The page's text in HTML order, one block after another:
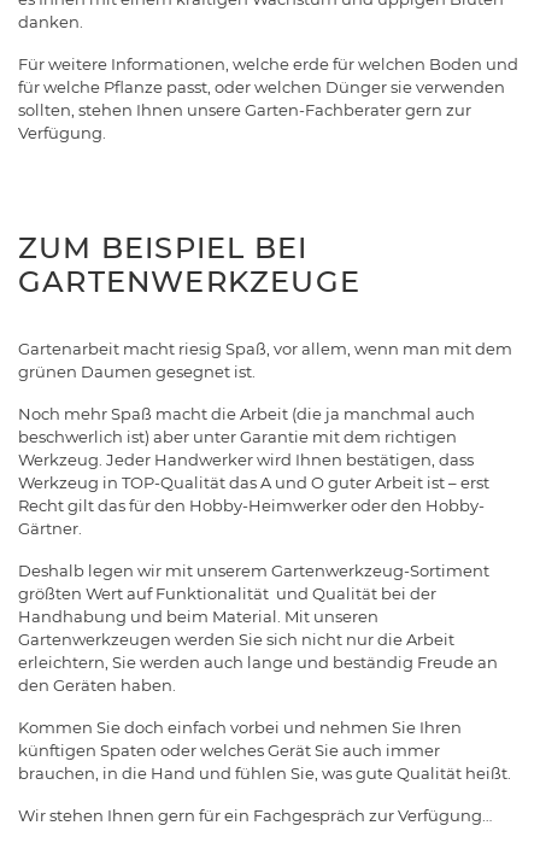
danken.
Für weitere Informationen, welche erde für welchen Boden und
für welche Pflanze passt, oder welchen Dünger sie verwenden
sollten, stehen Ihnen unsere Garten-Fachberater gern zur
Verfügung.
ZUM BEISPIEL BEI
GARTENWERKZEUGE
Gartenarbeit macht riesig Spaß, vor allem, wenn man mit dem
grünen Daumen gesegnet ist.
Noch mehr Spaß macht die Arbeit (die ja manchmal auch
beschwerlich ist) aber unter Garantie mit dem richtigen
Werkzeug. Jeder Handwerker wird Ihnen bestätigen, dass
Werkzeug in TOP-Qualität das A und O guter Arbeit ist – erst
Recht gilt das für den Hobby-Heimwerker oder den Hobby-
Gärtner.
Deshalb legen wir mit unserem Gartenwerkzeug-Sortiment
größten Wert auf Funktionalität und Qualität bei der
Handhabung und beim Material. Mit unseren
Gartenwerkzeugen werden Sie sich nicht nur die Arbeit
erleichtern, Sie werden auch lange und beständig Freude an
den Geräten haben.
Kommen Sie doch einfach vorbei und nehmen Sie Ihren
künftigen Spaten oder welches Gerät Sie auch immer
brauchen, in die Hand und fühlen Sie, was gute Qualität heißt.
Wir stehen Ihnen gern für ein Fachgespräch zur Verfügung…